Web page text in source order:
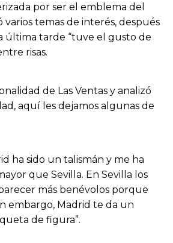
por ser el emblema del
varios temas de interés, después
última tarde “tuve el gusto de
risas.
de Las Ventas y analizó
aquí les dejamos algunas de
ha sido un talismán y me ha
que Sevilla. En Sevilla los
más benévolos porque
embargo, Madrid te da un
de figura”.